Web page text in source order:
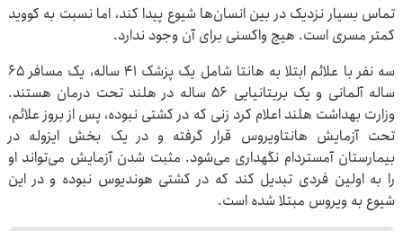
تماس بسیار نزدیک در بین انسان‌ها شیوع پیدا کند، اما نسبت به کووید
کمتر مسری است. هیچ واکسنی برای آن وجود ندارد.
سه نفر با علائم ابتلا به هانتا شامل یک پزشک ۴۱ ساله، یک مسافر ۶۵
ساله آلمانی و یک بریتانیایی ۵۶ ساله در هلند تحت درمان هستند.
وزارت بهداشت هلند اعلام کرد زنی که در کشتی نبوده، پس از بروز علائم،
تحت آزمایش هانتاویروس قرار گرفته و در یک بخش ایزوله در
بیمارستان آمستردام نگهداری می‌شود. مثبت شدن آزمایش می‌تواند او
را به اولین فردی تبدیل کند که در کشتی هوندیوس نبوده و در این
شیوع به ویروس مبتلا شده است.